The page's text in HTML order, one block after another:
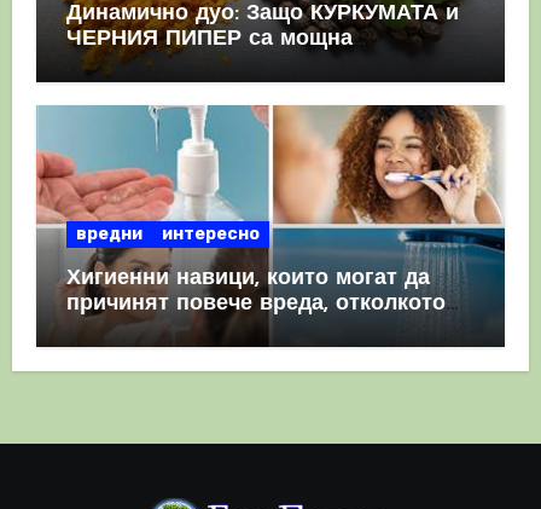
Динамично дуо: Защо КУРКУМАТА и
ЧЕРНИЯ ПИПЕР са мощна
комбинация
вредни интересно
Хигиенни навици, които могат да
причинят повече вреда, отколкото
полза